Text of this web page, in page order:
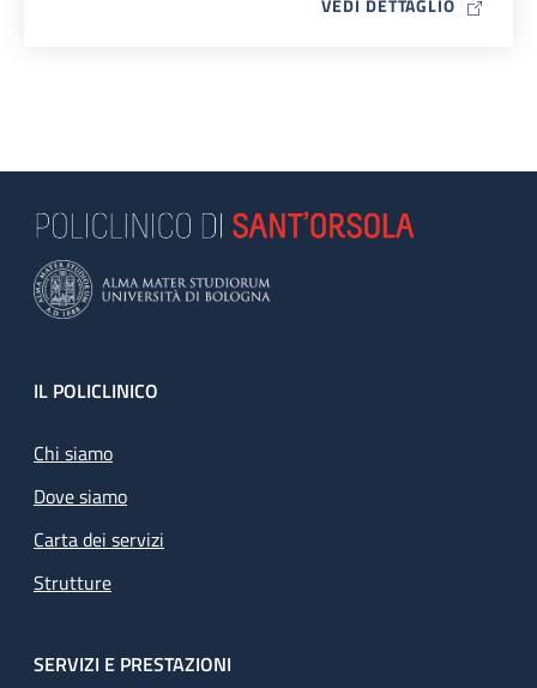
VEDI DETTAGLIO
Footer
IL POLICLINICO
Chi siamo
Dove siamo
Carta dei servizi
Strutture
SERVIZI E PRESTAZIONI